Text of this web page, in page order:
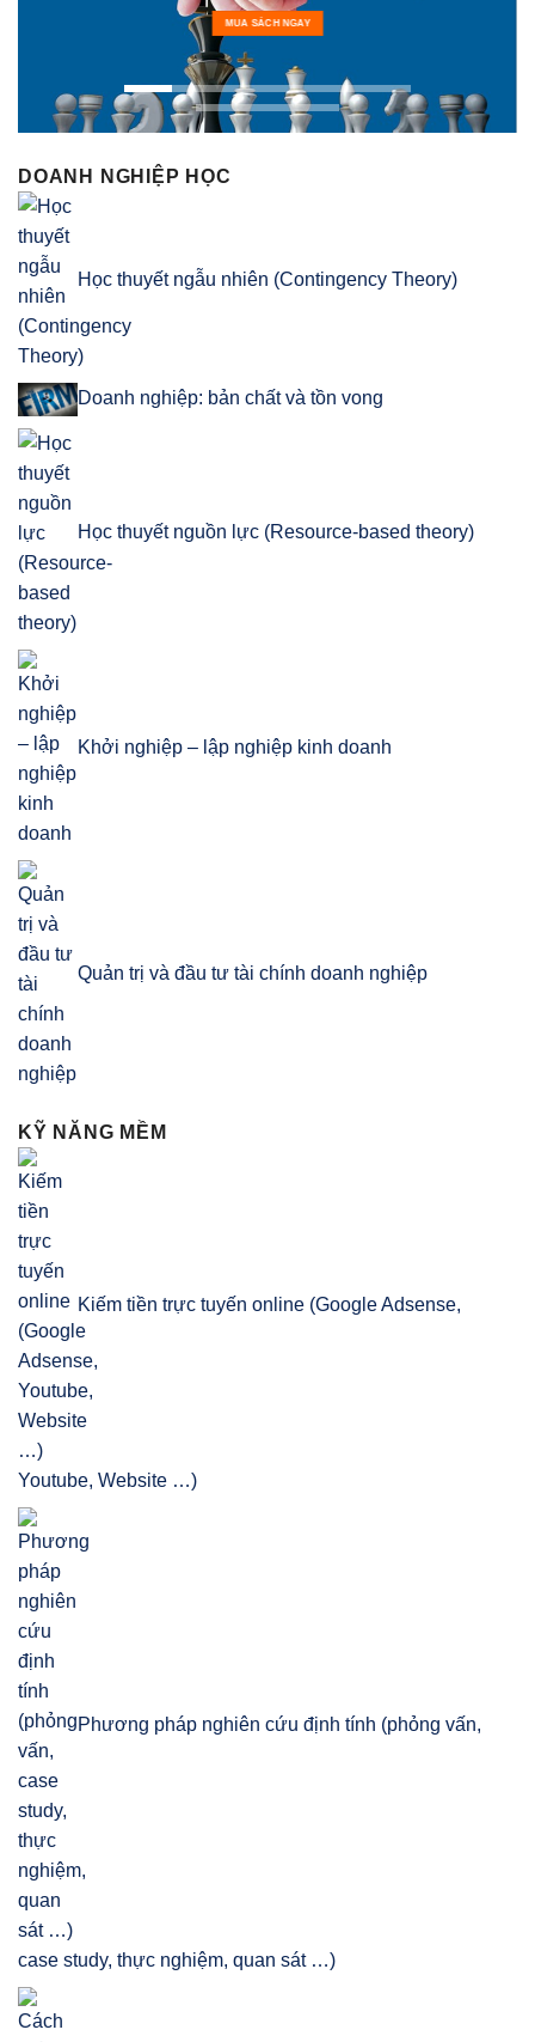
MUA SÁCH NGAY
DOANH NGHIỆP HỌC
Học thuyết ngẫu nhiên (Contingency Theory)
Doanh nghiệp: bản chất và tồn vong
Học thuyết nguồn lực (Resource-based theory)
Khởi nghiệp – lập nghiệp kinh doanh
Quản trị và đầu tư tài chính doanh nghiệp
KỸ NĂNG MỀM
Kiếm tiền trực tuyến online (Google Adsense,
Youtube, Website …)
Phương pháp nghiên cứu định tính (phỏng vấn,
case study, thực nghiệm, quan sát …)